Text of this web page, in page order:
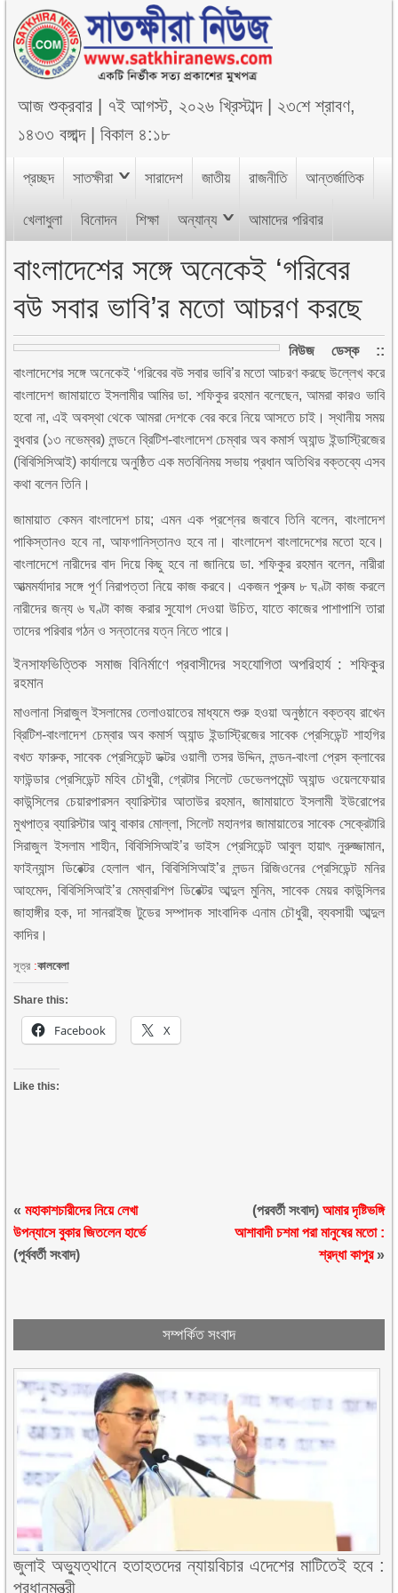
আজশুক্রবার ৭ই আগস্ট, ২০২৬ খ্রিস্টাব্দ| ২৩শে শ্রাবণ,
১৪৩৩ বঙ্গাব্দ|বিকাল ৪:১৮
প্রচ্ছদ সাতক্ষীরা সারাদেশ জাতীয় রাজনীতি আন্তর্জাতিক
খেলাধুলা বিনোদন শিক্ষা অন্যান্য আমাদের পরিবার
বাংলাদেশের সঙ্গে অনেকেই ‘গরিবের
বউ সবার ভাবি’র মতো আচরণ করছে
নিউজ ডেস্ক ::
বাংলাদেশের সঙ্গে অনেকেই ‘গরিবের বউ সবার ভাবি’র মতো আচরণ করছে উল্লেখ করে
বাংলাদেশ জামায়াতে ইসলামীর আমির ডা. শফিকুর রহমান বলেছেন, আমরা কারও ভাবি
হবো না, এই অবস্থা থেকে আমরা দেশকে বের করে নিয়ে আসতে চাই। স্থানীয় সময়
বুধবার (১৩ নভেম্বর) লন্ডনে ব্রিটিশ-বাংলাদেশ চেম্বার অব কমার্স অ্যান্ড ইন্ডাস্ট্রিজের
(বিবিসিসিআই) কার্যালয়ে অনুষ্ঠিত এক মতবিনিময় সভায় প্রধান অতিথির বক্তব্যে এসব
কথা বলেন তিনি।
জামায়াত কেমন বাংলাদেশ চায়; এমন এক প্রশ্নের জবাবে তিনি বলেন, বাংলাদেশ
পাকিস্তানও হবে না, আফগানিস্তানও হবে না। বাংলাদেশ বাংলাদেশের মতো হবে।
বাংলাদেশে নারীদের বাদ দিয়ে কিছু হবে না জানিয়ে ডা. শফিকুর রহমান বলেন, নারীরা
আত্মমর্যাদার সঙ্গে পূর্ণ নিরাপত্তা নিয়ে কাজ করবে। একজন পুরুষ ৮ ঘণ্টা কাজ করলে
নারীদের জন্য ৬ ঘণ্টা কাজ করার সুযোগ দেওয়া উচিত, যাতে কাজের পাশাপাশি তারা
তাদের পরিবার গঠন ও সন্তানের যত্ন নিতে পারে।
ইনসাফভিত্তিক সমাজ বিনির্মাণে প্রবাসীদের সহযোগিতা অপরিহার্য : শফিকুর
রহমান
মাওলানা সিরাজুল ইসলামের তেলাওয়াতের মাধ্যমে শুরু হওয়া অনুষ্ঠানে বক্তব্য রাখেন
ব্রিটিশ-বাংলাদেশ চেম্বার অব কমার্স অ্যান্ড ইন্ডাস্ট্রিজের সাবেক প্রেসিডেন্ট শাহগির
বখত ফারুক, সাবেক প্রেসিডেন্ট ডক্টর ওয়ালী তসর উদ্দিন, লন্ডন-বাংলা প্রেস ক্লাবের
ফাউন্ডার প্রেসিডেন্ট মহিব চৌধুরী, গ্রেটার সিলেট ডেভেলপমেন্ট অ্যান্ড ওয়েলফেয়ার
কাউন্সিলের চেয়ারপারসন ব্যারিস্টার আতাউর রহমান, জামায়াতে ইসলামী ইউরোপের
মুখপাত্র ব্যারিস্টার আবু বাকার মোল্লা, সিলেট মহানগর জামায়াতের সাবেক সেক্রেটারি
সিরাজুল ইসলাম শাহীন, বিবিসিসিআই’র ভাইস প্রেসিডেন্ট আবুল হায়াৎ নুরুজ্জামান,
ফাইন্যান্স ডিরেক্টর হেলাল খান, বিবিসিসিআই’র লন্ডন রিজিওনের প্রেসিডেন্ট মনির
আহমেদ, বিবিসিসিআই’র মেম্বারশিপ ডিরেক্টর আব্দুল মুনিম, সাবেক মেয়র কাউন্সিলর
জাহাঙ্গীর হক, দা সানরাইজ টুডের সম্পাদক সাংবাদিক এনাম চৌধুরী, ব্যবসায়ী আব্দুল
কাদির।
সূত্র :কালবেলা
Share this:
Facebook X
Like this:
«মহাকাশচারীদের নিয়ে লেখা
উপন্যাসে বুকার জিতলেন হার্ভে
(পূর্ববর্তী সংবাদ)
(পরবর্তী সংবাদ) আমার দৃষ্টিভঙ্গি
আশাবাদী চশমা পরা মানুষের মতো :
শ্রদ্ধা কাপুর»
সম্পর্কিত সংবাদ
জুলাই অভ্যুত্থানে হতাহতদের ন্যায়বিচার এদেশের মাটিতেই হবে :
প্রধানমন্ত্রী